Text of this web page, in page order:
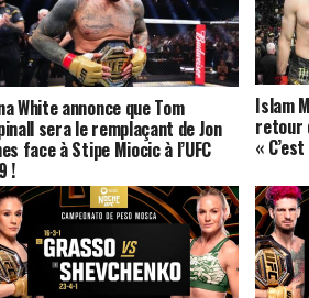
White annonce que Tom
sera le remplaçant de Jon
face à Stipe Miocic à l’UFC
!
Islam
retour
«